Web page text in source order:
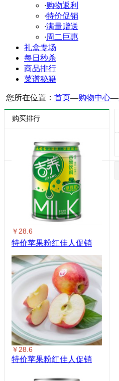
·购物返利
·特价促销
·满量赠送
·周二巨惠
礼盒专场
每日秒杀
商品排行
菜谱秘籍
您所在位置： 首页—购物中心—
购买排行
￥28.6
特价苹果粉红佳人促销
￥28.6
特价苹果粉红佳人促销